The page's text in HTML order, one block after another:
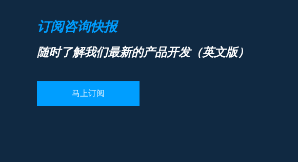
订阅咨询快报
随时了解我们最新的产品开发（英文版）
马上订阅